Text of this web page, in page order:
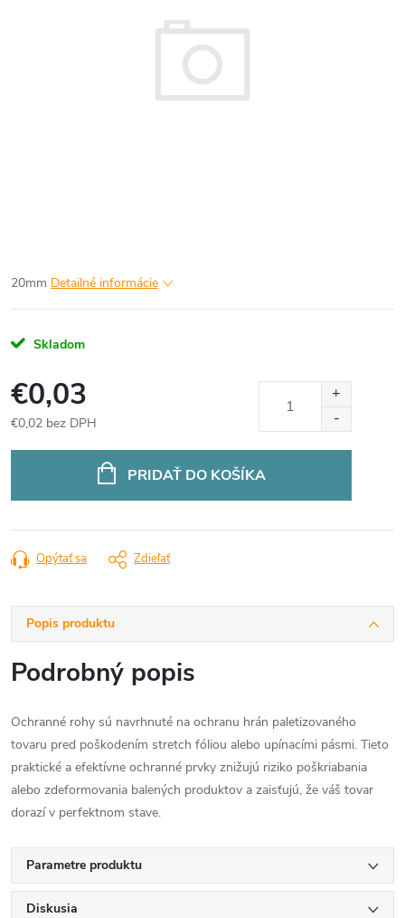
20mm Detailné informácie
Skladom
€0,03
€0,02 bez DPH
PRIDAŤ DO KOŠÍKA
Opýtať sa Zdieľať
Popis produktu
Podrobný popis
Ochranné rohy sú navrhnuté na ochranu hrán paletizovaného
tovaru pred poškodením stretch fóliou alebo upínacími pásmi. Tieto
praktické a efektívne ochranné prvky znižujú riziko poškriabania
alebo zdeformovania balených produktov a zaisťujú, že váš tovar
dorazí v perfektnom stave.
Parametre produktu
Diskusia